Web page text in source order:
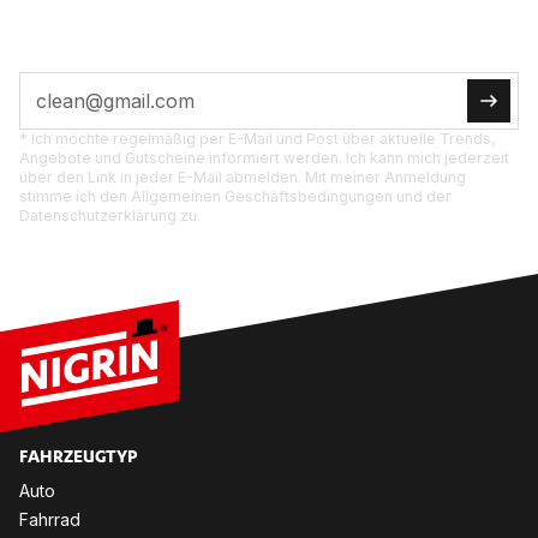
* Ich möchte regelmäßig per E-Mail und Post über aktuelle Trends,
Angebote und Gutscheine informiert werden. Ich kann mich jederzeit
über den Link in jeder E-Mail abmelden. Mit meiner Anmeldung
stimme ich den Allgemeinen Geschäftsbedingungen und der
Datenschutzerklärung zu.
FAHR­ZEUG­TYP
Auto
Fahr­rad